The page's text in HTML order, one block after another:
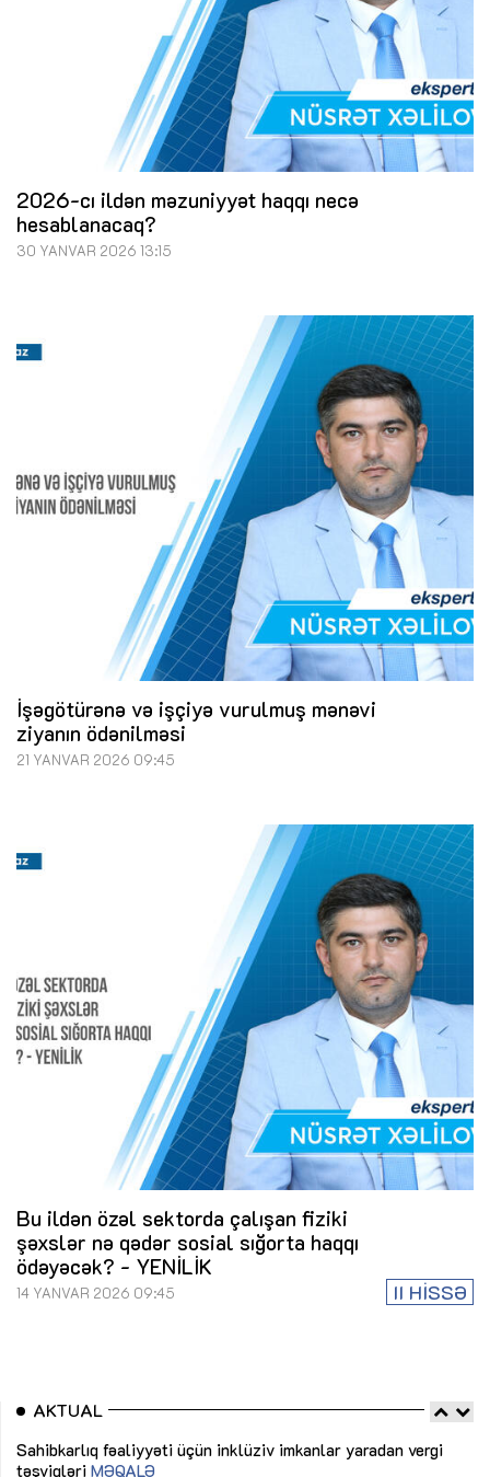
2026-cı ildən məzuniyyət haqqı necə
hesablanacaq?
30 YANVAR 2026 13:15
İşəgötürənə və işçiyə vurulmuş mənəvi
ziyanın ödənilməsi
21 YANVAR 2026 09:45
Bu ildən özəl sektorda çalışan fiziki
şəxslər nə qədər sosial sığorta haqqı
ödəyəcək? - YENİLİK
II HİSSƏ
14 YANVAR 2026 09:45
AKTUAL
Sahibkarlıq fəaliyyəti üçün inklüziv imkanlar yaradan vergi
təşviqləri MƏQALƏ